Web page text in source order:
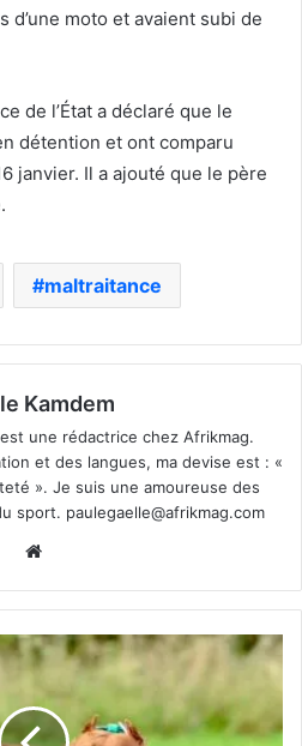
d’une moto et avaient subi de
de l’État a déclaré que le
détention et ont comparu
janvier. Il a ajouté que le père
maltraitance
Kamdem
une rédactrice chez Afrikmag.
et des langues, ma devise est : «
». Je suis une amoureuse des
sport. paulegaelle@afrikmag.com